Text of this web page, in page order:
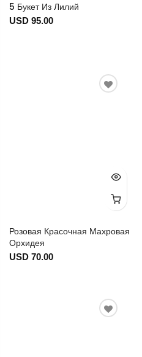
5 Букет Из Лилий
USD 95.00
Розовая Красочная Махровая
Орхидея
USD 70.00